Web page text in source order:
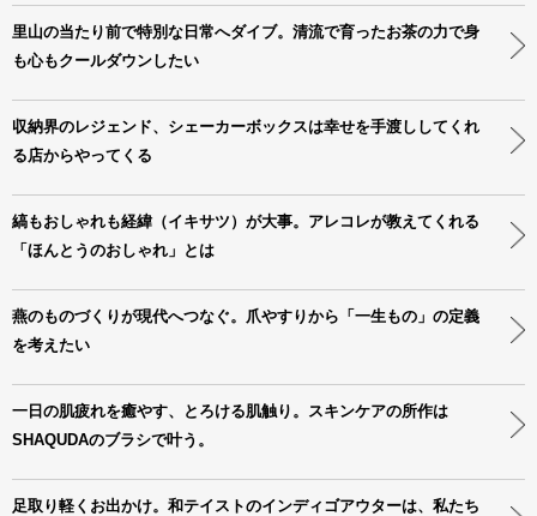
里山の当たり前で特別な日常へダイブ。清流で育ったお茶の力で身
も心もクールダウンしたい
収納界のレジェンド、シェーカーボックスは幸せを手渡ししてくれ
る店からやってくる
縞もおしゃれも経緯（イキサツ）が大事。アレコレが教えてくれる
「ほんとうのおしゃれ」とは
燕のものづくりが現代へつなぐ。爪やすりから「一生もの」の定義
を考えたい
一日の肌疲れを癒やす、とろける肌触り。スキンケアの所作は
SHAQUDAのブラシで叶う。
足取り軽くお出かけ。和テイストのインディゴアウターは、私たち